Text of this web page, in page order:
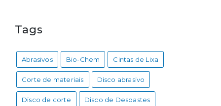
Tags
Abrasivos Bio-Chem Cintas de Lixa
Corte de materiais Disco abrasivo
Disco de corte Disco de Desbastes